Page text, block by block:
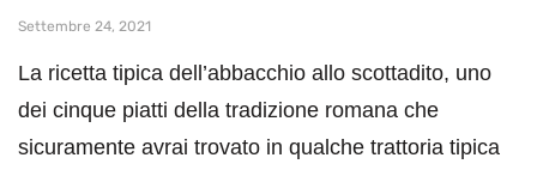
Settembre 24, 2021
La ricetta tipica dell’abbacchio allo scottadito, uno
dei cinque piatti della tradizione romana che
sicuramente avrai trovato in qualche trattoria tipica